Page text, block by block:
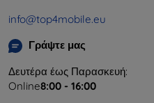
info@top4mobile.eu
Γράψτε μας
Δευτέρα έως Παρασκευή:
Online8:00 - 16:00